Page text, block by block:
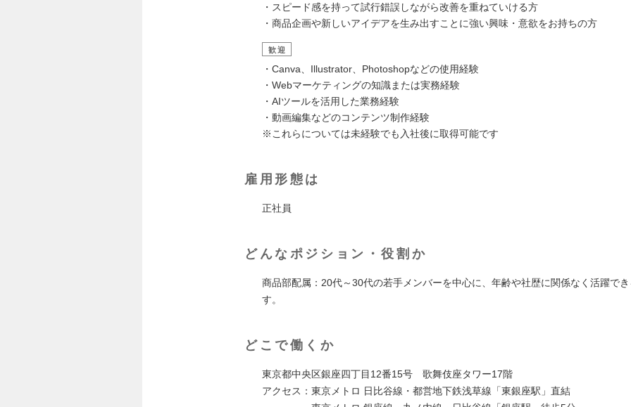
・スピード感を持って試行錯誤しながら改善を重ねていける方
・商品企画や新しいアイデアを生み出すことに強い興味・意欲をお持ちの方
歓迎
・Canva、Illustrator、Photoshopなどの使用経験
・Webマーケティングの知識または実務経験
・AIツールを活用した業務経験
・動画編集などのコンテンツ制作経験
※これらについては未経験でも入社後に取得可能です
雇用形態は
正社員
どんなポジション・役割か
商品部配属：20代～30代の若手メンバーを中心に、年齢や社歴に関係なく活躍で
す。
どこで働くか
東京都中央区銀座四丁目12番15号 歌舞伎座タワー17階
アクセス：東京メトロ 日比谷線・都営地下鉄浅草線「東銀座駅」直結